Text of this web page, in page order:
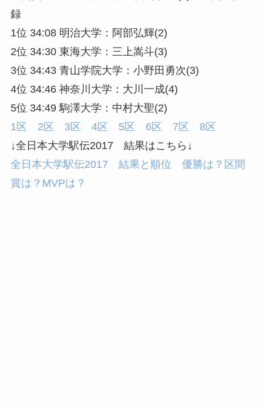
録
1位 34:08 明治大学：阿部弘輝(2)
2位 34:30 東海大学：三上嵩斗(3)
3位 34:43 青山学院大学：小野田勇次(3)
4位 34:46 神奈川大学：大川一成(4)
5位 34:49 駒澤大学：中村大聖(2)
1区
2区 3区 4区 5区 6区 7区
8区
↓全日本大学駅伝2017 結果はこちら↓
全日本大学駅伝2017 結果と順位 優勝は？区間
賞は？MVPは？